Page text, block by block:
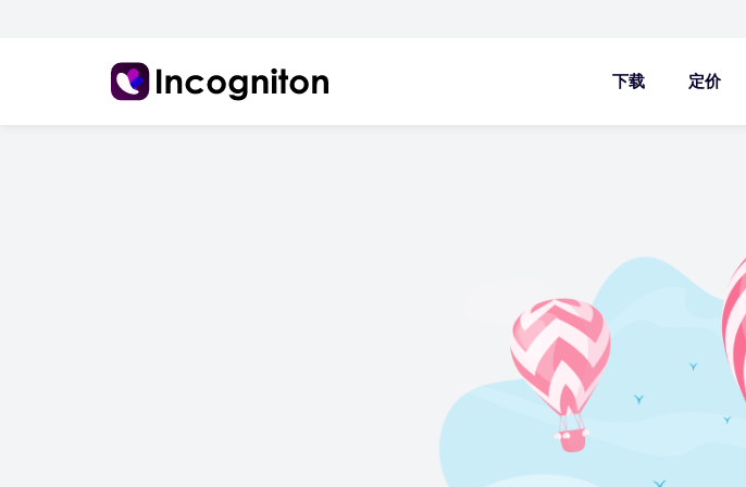
下载 定价